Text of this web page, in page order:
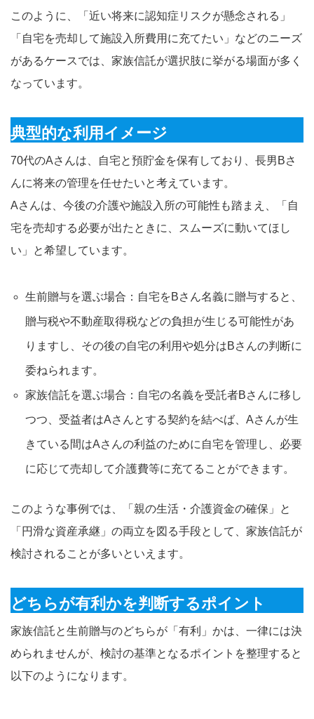
このように、「近い将来に認知症リスクが懸念される」
「自宅を売却して施設入所費用に充てたい」などのニーズ
があるケースでは、家族信託が選択肢に挙がる場面が多く
なっています。
典型的な利用イメージ
70代のAさんは、自宅と預貯金を保有しており、長男Bさ
んに将来の管理を任せたいと考えています。
Aさんは、今後の介護や施設入所の可能性も踏まえ、「自
宅を売却する必要が出たときに、スムーズに動いてほし
い」と希望しています。
生前贈与を選ぶ場合：自宅をBさん名義に贈与すると、
贈与税や不動産取得税などの負担が生じる可能性があ
りますし、その後の自宅の利用や処分はBさんの判断に
委ねられます。
家族信託を選ぶ場合：自宅の名義を受託者Bさんに移し
つつ、受益者はAさんとする契約を結べば、Aさんが生
きている間はAさんの利益のために自宅を管理し、必要
に応じて売却して介護費等に充てることができます。
このような事例では、「親の生活・介護資金の確保」と
「円滑な資産承継」の両立を図る手段として、家族信託が
検討されることが多いといえます。
どちらが有利かを判断するポイント
家族信託と生前贈与のどちらが「有利」かは、一律には決
められませんが、検討の基準となるポイントを整理すると
以下のようになります。